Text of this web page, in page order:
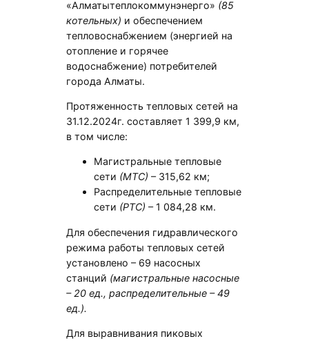
«Алматытеплокоммунэнерго» (85
котельных) и обеспечением
тепловоснабжением (энергией на
отопление и горячее
водоснабжение) потребителей
города Алматы.
Протяженность тепловых сетей на
31.12.2024г. составляет 1 399,9 км,
в том числе:
Магистральные тепловые
сети (МТС) – 315,62 км;
Распределительные тепловые
сети (РТС) – 1 084,28 км.
Для обеспечения гидравлического
режима работы тепловых сетей
установлено – 69 насосных
станций (магистральные насосные
– 20 ед., распределительные – 49
ед.).
Для выравнивания пиковых